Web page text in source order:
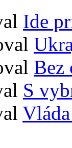
Ide
Bez
S